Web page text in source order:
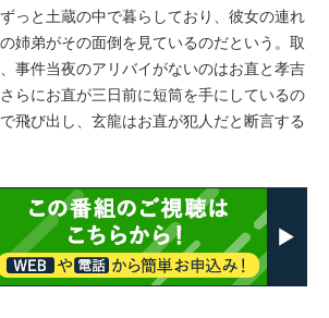
っと土蔵の中で暮らしており、彼女の連れ
姉弟がその面倒を見ているのだという。取
事件当夜のアリバイがないのはお直と孝吉
らにお直が三日前に短筒を手にしているの
飛び出し、玄龍はお直が犯人だと断言する